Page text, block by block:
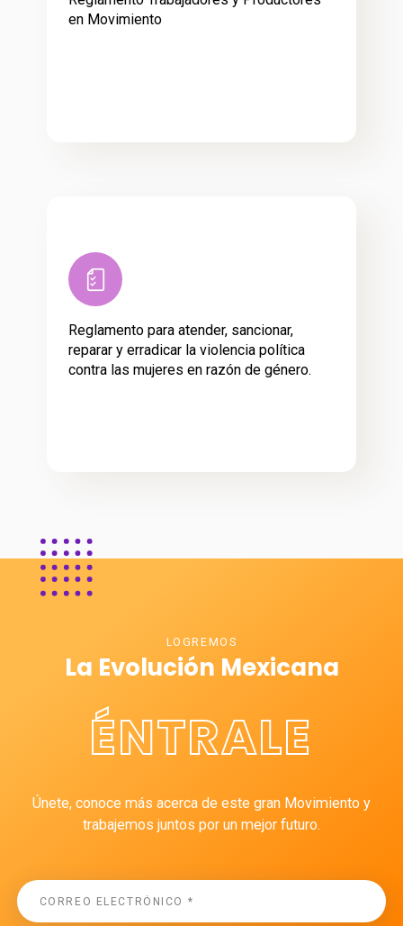
en Movimiento
Reglamento para atender, sancionar,
reparar y erradicar la violencia política
contra las mujeres en razón de género.
LOGREMOS
La Evolución Mexicana
ÉNTRALE
Únete, conoce más acerca de este gran Movimiento y
trabajemos juntos por un mejor futuro.